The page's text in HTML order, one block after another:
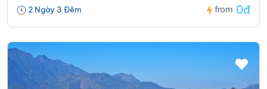
2 Ngày 3 Đêm
from 0đ